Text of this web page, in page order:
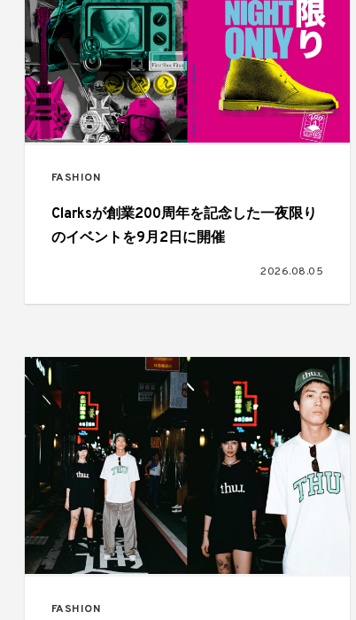
FASHION
Clarksが創業200周年を記念した一夜限り
のイベントを9月2日に開催
2026.08.05
FASHION